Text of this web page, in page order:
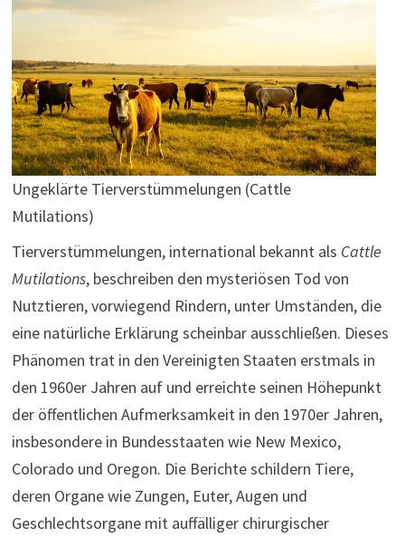
Ungeklärte Tierverstümmelungen (Cattle
Mutilations)
Tierverstümmelungen, international bekannt als Cattle
Mutilations, beschreiben den mysteriösen Tod von
Nutztieren, vorwiegend Rindern, unter Umständen, die
eine natürliche Erklärung scheinbar ausschließen. Dieses
Phänomen trat in den Vereinigten Staaten erstmals in
den 1960er Jahren auf und erreichte seinen Höhepunkt
der öffentlichen Aufmerksamkeit in den 1970er Jahren,
insbesondere in Bundesstaaten wie New Mexico,
Colorado und Oregon. Die Berichte schildern Tiere,
deren Organe wie Zungen, Euter, Augen und
Geschlechtsorgane mit auffälliger chirurgischer